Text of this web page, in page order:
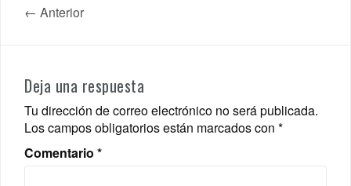
← Anterior
Deja una respuesta
Tu dirección de correo electrónico no será publicada.
Los campos obligatorios están marcados con *
Comentario *